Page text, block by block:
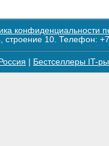
конфиденциальности
строение 10. Телефон:
Бестселлеры IT-